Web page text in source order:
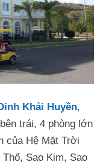
Khải Huyền,
trái, 4 phòng lớn
của Hệ Mặt Trời
Sao Kim, Sao